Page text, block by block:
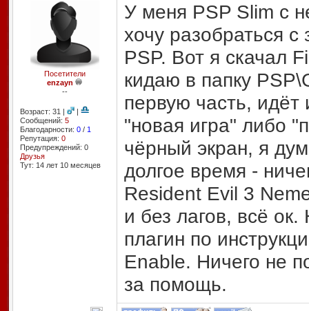
Посетители
enzayn
--
Возраст: 31 |
|
Сообщений: 5
Благодарности: 0/ 1
Репутация: 0
Предупреждений: 0
Друзья
Тут: 14 лет 10 месяцев
У меня PSP Slim с
хочу разобраться
PSP. Вот я скачал
кидаю в папку
первую часть, идёт
"новая игра" либо
чёрный экран, я
долгое время -
Resident Evil 3
и без лагов, всё
плагин по
Enable. Ничего не
за помощь.